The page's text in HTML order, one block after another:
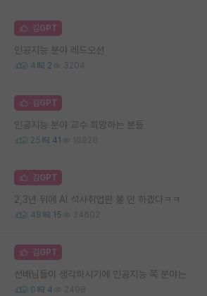
김GPT
인공지능 분야 레드오션
4 2 3204
김GPT
인공지능 분야 교수 희망하는 분들
25 41 16928
김GPT
2,3년 뒤에 AI 석사취업판 볼 만 하겠다ㅋㅋ
48 15 24602
김GPT
선배님들이 생각하시기에 인공지능 쪽 분야는
0 4 2498